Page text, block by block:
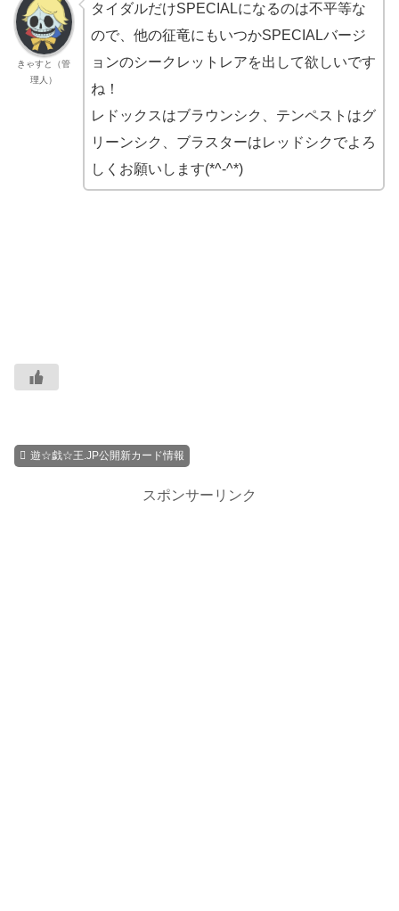
きゃすと（管
理人）
タイダルだけSPECIALになるのは不平等な
ので、他の征竜にもいつかSPECIALバージ
ョンのシークレットレアを出して欲しいです
ね！
レドックスはブラウンシク、テンペストはグ
リーンシク、ブラスターはレッドシクでよろ
しくお願いします(*^-^*)
遊☆戯☆王.JP公開新カード情報
スポンサーリンク